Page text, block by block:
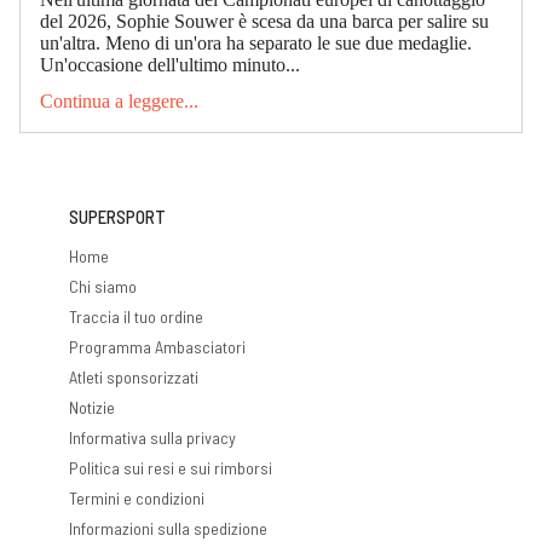
del 2026, Sophie Souwer è scesa da una barca per salire su
un'altra. Meno di un'ora ha separato le sue due medaglie.
Un'occasione dell'ultimo minuto...
Continua a leggere...
SUPERSPORT
Home
Chi siamo
Traccia il tuo ordine
Programma Ambasciatori
Atleti sponsorizzati
Notizie
Informativa sulla privacy
Politica sui resi e sui rimborsi
Termini e condizioni
Informazioni sulla spedizione